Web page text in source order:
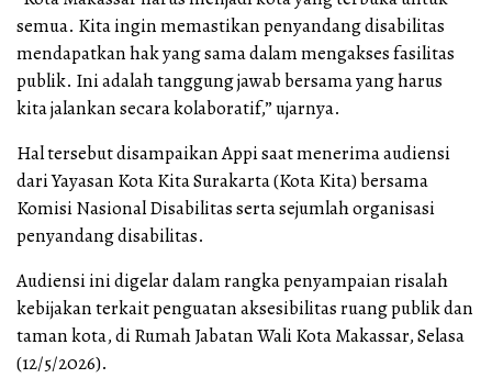
semua. Kita ingin memastikan penyandang disabilitas
mendapatkan hak yang sama dalam mengakses fasilitas
publik. Ini adalah tanggung jawab bersama yang harus
kita jalankan secara kolaboratif,” ujarnya.
Hal tersebut disampaikan Appi saat menerima audiensi
dari Yayasan Kota Kita Surakarta (Kota Kita) bersama
Komisi Nasional Disabilitas serta sejumlah organisasi
penyandang disabilitas.
Audiensi ini digelar dalam rangka penyampaian risalah
kebijakan terkait penguatan aksesibilitas ruang publik dan
taman kota, di Rumah Jabatan Wali Kota Makassar, Selasa
(12/5/2026).